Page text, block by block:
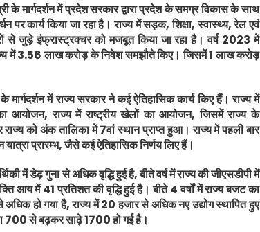
के मार्गदर्शन में प्रदेश सरकार द्वारा प्रदेश के समग्र विकास के साथ
पर कार्य किया जा रहा है। राज्य में सड़क, शिक्षा, स्वास्थ्य, रेल एवं
से जुड़े इंफ्रास्ट्रक्चर को मजबूत किया जा रहा है। वर्ष 2023 में
में 3.56 लाख करोड़ के निवेश समझौते किए। जिसमें 1 लाख करोड़
में राज्य सरकार ने कई ऐतिहासिक कार्य किए हैं। राज्य में
आयोजन, राज्य में राष्ट्रीय खेलों का आयोजन, जिसमें राज्य के
को अंक तालिका में 7वां स्थान प्राप्त हुआ। राज्य में पहली बार
प्रारम्भ, जैसे कई ऐतिहासिक निर्णय लिए हैं।
में डेढ़ गुना से अधिक वृद्धि हुई है, बीते वर्ष में राज्य की जीएसडीपी में
आय में 41 प्रतिशत की वृद्धि हुई है। बीते 4 वर्षों में राज्य बजट का
हो गया है, राज्य में 20 हजार से अधिक नए उद्योग स्थापित हुए
700 से बढ़कर साढ़े 1700 हो गई है।